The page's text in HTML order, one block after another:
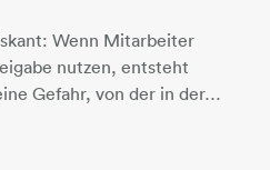
Wenn Mitarbeiter
nutzen, entsteht
Gefahr, von der in der…